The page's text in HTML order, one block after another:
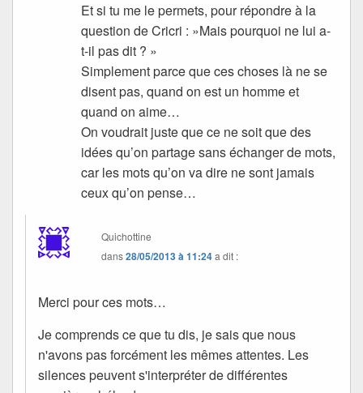
Et si tu me le permets, pour répondre à la
question de Cricri : »Mais pourquoi ne lui a-
t-il pas dit ? »
Simplement parce que ces choses là ne se
disent pas, quand on est un homme et
quand on aime…
On voudrait juste que ce ne soit que des
idées qu’on partage sans échanger de mots,
car les mots qu’on va dire ne sont jamais
ceux qu’on pense…
Quichottine
dans28/05/2013 à 11:24a dit :
Merci pour ces mots…
Je comprends ce que tu dis, je sais que nous
n'avons pas forcément les mêmes attentes. Les
silences peuvent s'interpréter de différentes